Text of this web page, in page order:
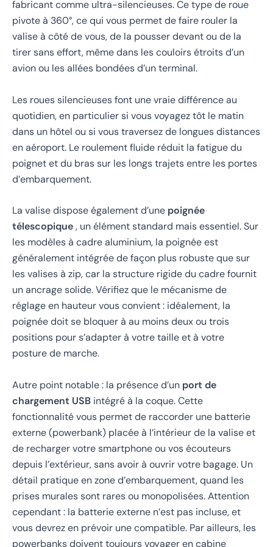
fabricant comme ultra-silencieuses. Ce type de roue
pivote à 360°, ce qui vous permet de faire rouler la
valise à côté de vous, de la pousser devant ou de la
tirer sans effort, même dans les couloirs étroits d’un
avion ou les allées bondées d’un terminal.
Les roues silencieuses font une vraie différence au
quotidien, en particulier si vous voyagez tôt le matin
dans un hôtel ou si vous traversez de longues distances
en aéroport. Le roulement fluide réduit la fatigue du
poignet et du bras sur les longs trajets entre les portes
d’embarquement.
La valise dispose également d’une poignée
télescopique, un élément standard mais essentiel. Sur
les modèles à cadre aluminium, la poignée est
généralement intégrée de façon plus robuste que sur
les valises à zip, car la structure rigide du cadre fournit
un ancrage solide. Vérifiez que le mécanisme de
réglage en hauteur vous convient : idéalement, la
poignée doit se bloquer à au moins deux ou trois
positions pour s’adapter à votre taille et à votre
posture de marche.
Autre point notable : la présence d’un port de
chargement USB intégré à la coque. Cette
fonctionnalité vous permet de raccorder une batterie
externe (powerbank) placée à l’intérieur de la valise et
de recharger votre smartphone ou vos écouteurs
depuis l’extérieur, sans avoir à ouvrir votre bagage. Un
détail pratique en zone d’embarquement, quand les
prises murales sont rares ou monopolisées. Attention
cependant : la batterie externe n’est pas incluse, et
vous devrez en prévoir une compatible. Par ailleurs, les
powerbanks doivent toujours voyager en cabine